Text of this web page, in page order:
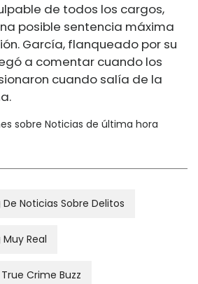
de todos los cargos,
posible sentencia máxima
García, flanqueado por su
a comentar cuando los
cuando salía de la
sobre Noticias de última hora
Noticias Sobre Delitos
Real
Crime Buzz